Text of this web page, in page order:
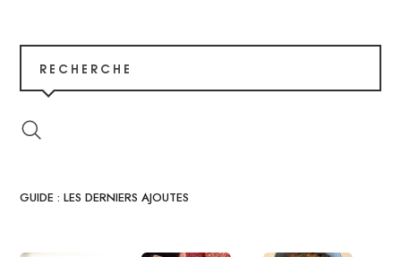
RECHERCHE
GUIDE : LES DERNIERS AJOUTES